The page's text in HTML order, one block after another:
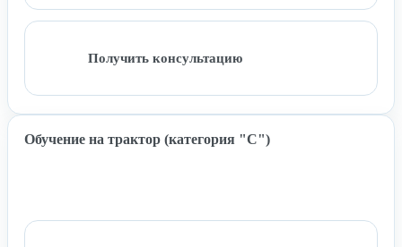
Получить консультацию
Обучение на трактор (категория "C")